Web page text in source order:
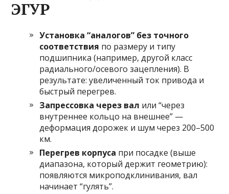
ЭГУР
Установка “аналогов” без точного
соответствия по размеру и типу
подшипника (например, другой класс
радиального/осевого зацепления). В
результате: увеличенный ток привода и
быстрый перегрев.
Запрессовка через вал или “через
внутреннее кольцо на внешнее” —
деформация дорожек и шум через 200–500
км.
Перегрев корпуса при посадке (выше
диапазона, который держит геометрию):
появляются микроподклинивания, вал
начинает “гулять”.